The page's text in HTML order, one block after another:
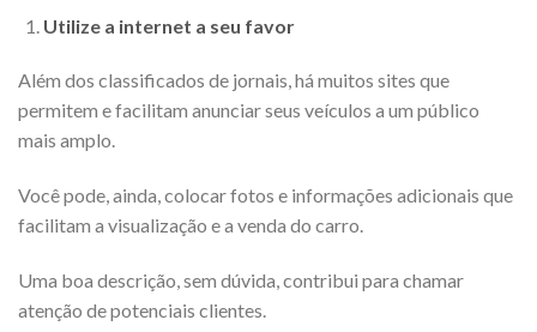
Utilize a internet a seu favor
Além dos classificados de jornais, há muitos sites que
permitem e facilitam anunciar seus veículos a um público
mais amplo.
Você pode, ainda, colocar fotos e informações adicionais que
facilitam a visualização e a venda do carro.
Uma boa descrição, sem dúvida, contribui para chamar
atenção de potenciais clientes.